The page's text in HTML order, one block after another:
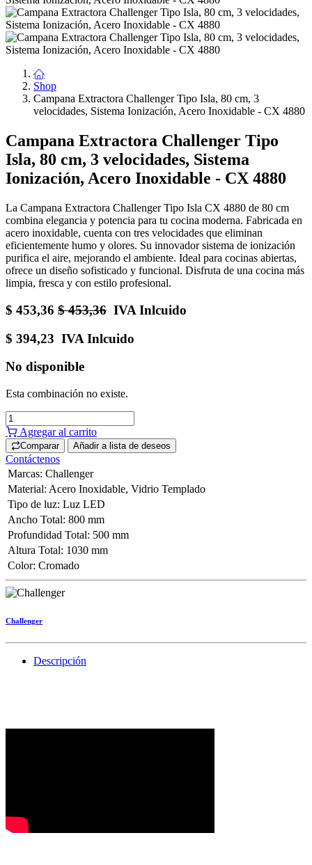
Shop
Campana Extractora Challenger Tipo Isla, 80 cm, 3
velocidades, Sistema Ionización, Acero Inoxidable - CX 4880
Campana Extractora Challenger Tipo
Isla, 80 cm, 3 velocidades, Sistema
Ionización, Acero Inoxidable - CX 4880
La Campana Extractora Challenger Tipo Isla CX 4880 de 80 cm
combina elegancia y potencia para tu cocina moderna. Fabricada en
acero inoxidable, cuenta con tres velocidades que eliminan
eficientemente humo y olores. Su innovador sistema de ionización
purifica el aire, mejorando el ambiente. Ideal para cocinas abiertas,
ofrece un diseño sofisticado y funcional. Disfruta de una cocina más
limpia, fresca y con estilo profesional.
$ 453,36 $453,36 IVA Inlcuido
$ 394,23 IVA Inlcuido
No disponible
Esta combinación no existe.
Agregar al carrito
Comparar Añadir a lista de deseos
Contáctenos
Marcas: Challenger
Material: Acero Inoxidable, Vidrio Templado
Tipo de luz: Luz LED
Ancho Total: 800 mm
Profundidad Total: 500 mm
Altura Total: 1030 mm
Color: Cromado
Challenger
Descripción